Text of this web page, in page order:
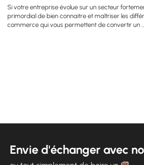
Si votre entreprise évolue sur un secteur
primordial de bien connaitre et maîtriser les
commerce qui vous permettent de convertir un ...
Envie d'échanger avec